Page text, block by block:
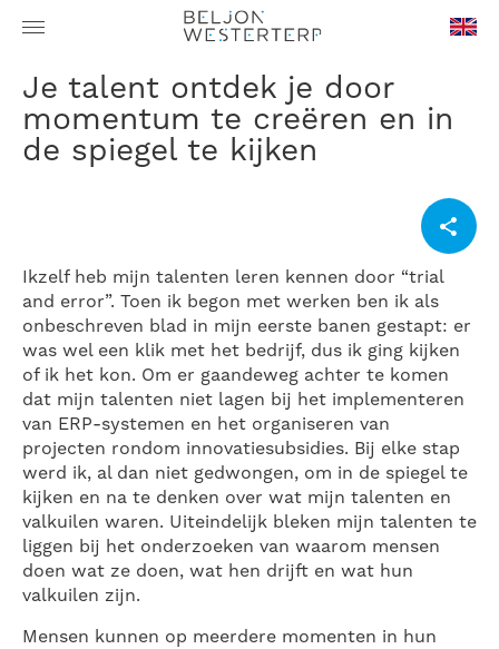
Je talent ontdek je door
momentum te creëren en in
de spiegel te kijken
Ikzelf heb mijn talenten leren kennen door “trial
and error”. Toen ik begon met werken ben ik als
onbeschreven blad in mijn eerste banen gestapt: er
was wel een klik met het bedrijf, dus ik ging kijken
of ik het kon. Om er gaandeweg achter te komen
dat mijn talenten niet lagen bij het implementeren
van ERP-systemen en het organiseren van
projecten rondom innovatiesubsidies. Bij elke stap
werd ik, al dan niet gedwongen, om in de spiegel te
kijken en na te denken over wat mijn talenten en
valkuilen waren. Uiteindelijk bleken mijn talenten te
liggen bij het onderzoeken van waarom mensen
doen wat ze doen, wat hen drijft en wat hun
valkuilen zijn.
Mensen kunnen op meerdere momenten in hun